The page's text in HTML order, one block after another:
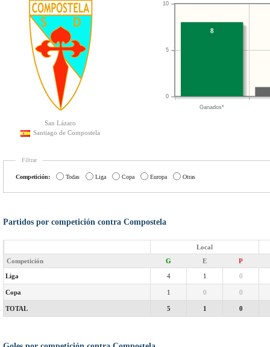
San Lázaro
Santiago de Compostela
Ganados*
0
5
10
8
Filtrar
Competición: Todas Liga Copa Europa Otras
Partidos por competición contra Compostela
Local
Competición
G E P
Liga 4 1 0
Copa 1 0 0
TOTAL 5 1 0